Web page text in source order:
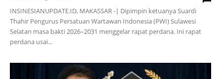
INSINESIANUPDATE.ID, MAKASSAR -| Dipimpin ketuanya Suardi
Thahir Pengurus Persatuan Wartawan Indonesia (PWI) Sulawesi
Selatan masa bakti 2026–2031 menggelar rapat perdana. Ini rapat
perdana usai...